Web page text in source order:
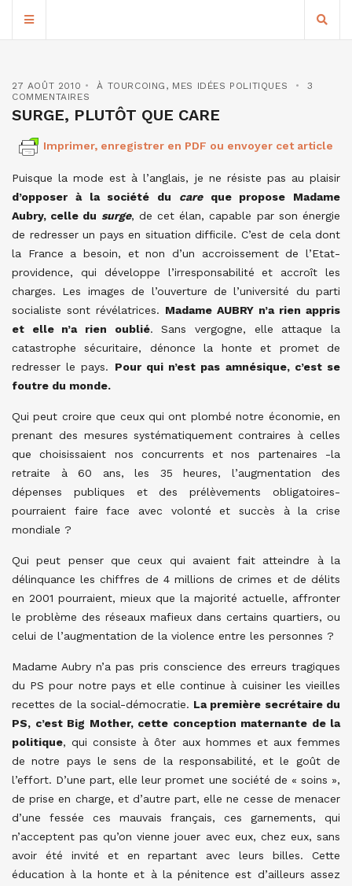
27 AOÛT 2010 À TOURCOING , MES IDÉES POLITIQUES
3
COMMENTAIRES
SURGE, PLUTÔT QUE CARE
Imprimer, enregistrer en PDF ou envoyer cet article
Puisque la mode est à l’anglais, je ne résiste pas au plaisir
d’opposer à la société du careque propose Madame
Aubry, celle du surge, de cet élan, capable par son énergie
de redresser un pays en situation difficile. C’est de cela dont
la France a besoin, et non d’un accroissement de l’Etat-
providence, qui développe l’irresponsabilité et accroît les
charges. Les images de l’ouverture de l’université du parti
socialiste sont révélatrices. Madame AUBRY n’a rien appris
et elle n’a rien oublié. Sans vergogne, elle attaque la
catastrophe sécuritaire, dénonce la honte et promet de
redresser le pays. Pour qui n’est pas amnésique, c’est se
foutre du monde.
Qui peut croire que ceux qui ont plombé notre économie, en
prenant des mesures systématiquement contraires à celles
que choisissaient nos concurrents et nos partenaires -la
retraite à 60 ans, les 35 heures, l’augmentation des
dépenses publiques et des prélèvements obligatoires-
pourraient faire face avec volonté et succès à la crise
mondiale ?
Qui peut penser que ceux qui avaient fait atteindre à la
délinquance les chiffres de 4 millions de crimes et de délits
en 2001 pourraient, mieux que la majorité actuelle, affronter
le problème des réseaux mafieux dans certains quartiers, ou
celui de l’augmentation de la violence entre les personnes ?
Madame Aubry n’a pas pris conscience des erreurs tragiques
du PS pour notre pays et elle continue à cuisiner les vieilles
recettes de la social-démocratie. La première secrétaire du
PS, c’est Big Mother, cette conception maternante de la
politique, qui consiste à ôter aux hommes et aux femmes
de notre pays le sens de la responsabilité, et le goût de
l’effort. D’une part, elle leur promet une société de « soins »,
de prise en charge, et d’autre part, elle ne cesse de menacer
d’une fessée ces mauvais français, ces garnements, qui
n’acceptent pas qu’on vienne jouer avec eux, chez eux, sans
avoir été invité et en repartant avec leurs billes. Cette
éducation à la honte et à la pénitence est d’ailleurs assez